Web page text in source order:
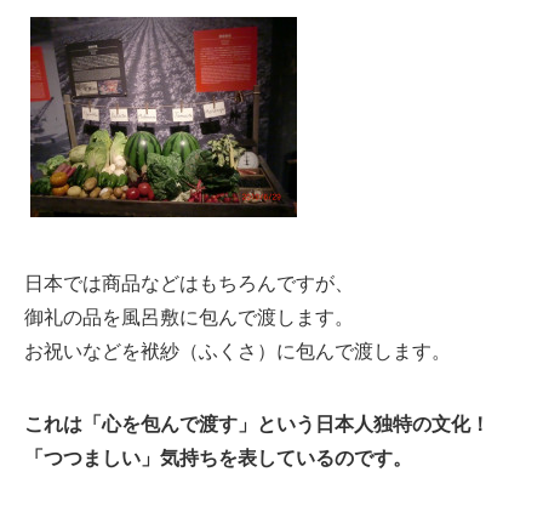
日本では商品などはもちろんですが、
御礼の品を風呂敷に包んで渡します。
お祝いなどを袱紗（ふくさ）に包んで渡します。
これは「心を包んで渡す」という日本人独特の文化！
「つつましい」気持ちを表しているのです。